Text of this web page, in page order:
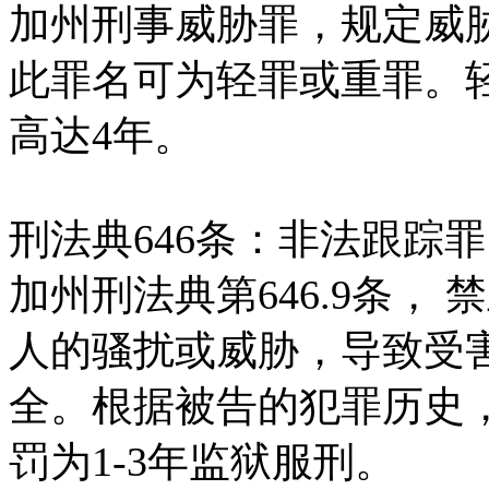
加州刑事威胁罪，规定威
此罪名可为轻罪或重罪。
高达4年。
刑法典646条：非法跟踪罪
加州刑法典第646.9条，
人的骚扰或威胁，导致受
全。根据被告的犯罪历史
罚为1-3年监狱服刑。